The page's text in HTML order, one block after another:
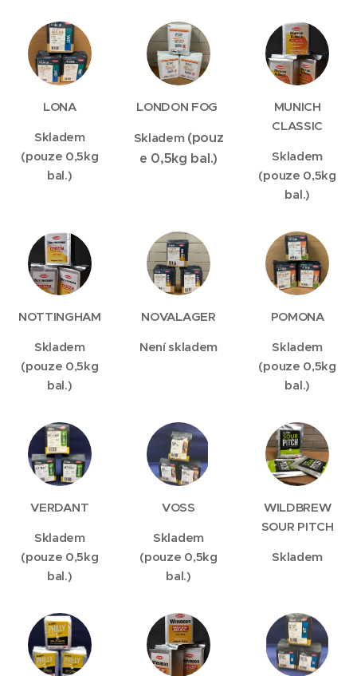
LONA
Skladem
(pouze 0,5kg
bal.)
LONDON FOG
Skladem (pouz
e 0,5kg bal.)
MUNICH
CLASSIC
Skladem
(pouze 0,5kg
bal.)
NOTTINGHAM
Skladem
(pouze 0,5kg
bal.)
NOVALAGER
Není skladem
POMONA
Skladem
(pouze 0,5kg
bal.)
VERDANT
Skladem
(pouze 0,5kg
bal.)
VOSS
Skladem
(pouze 0,5kg
bal.)
WILDBREW
SOUR PITCH
Skladem